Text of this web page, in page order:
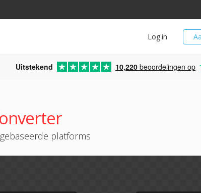
Log in
Uitstekend 10,220 beoordelingen op
platforms